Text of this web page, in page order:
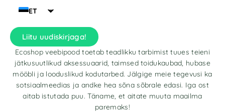
ET
Liitu uudiskirjaga!
Ecoshop veebipood toetab teadlikku tarbimist tuues teieni
jätkusuutlikud aksessuaarid, taimsed toidukaubad, hubase
mööbli ja looduslikud kodutarbed. Jälgige meie tegevusi ka
sotsiaalmeedias ja andke hea sõna sõbrale edasi. Iga ost
aitab istutada puu. Täname, et aitate muuta maailma
paremaks!